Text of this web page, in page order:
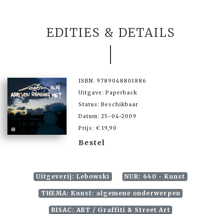
EDITIES & DETAILS
ISBN: 9789048801886
Uitgave: Paperback
Status: Beschikbaar
Datum: 25-04-2009
Prijs: € 19,90
Bestel
Uitgeverij: Lebowski NUR: 640 - Kunst
THEMA: Kunst: algemene onderwerpen
BISAC: ART / Graffiti & Street Art